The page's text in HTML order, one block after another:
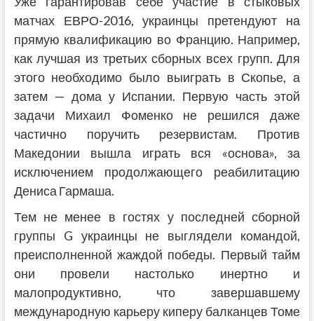
матчах ЕВРО-2016, украинцы претендуют на
прямую квалификацию во Францию. Например,
как лучшая из третьих сборных всех групп. Для
этого необходимо было выиграть в Скопье, а
затем — дома у Испании. Первую часть этой
задачи Михаил Фоменко не решился даже
частично поручить резервистам. Против
Македонии вышла играть вся «основа», за
исключением продолжающего реабилитацию
Дениса Гармаша.
Тем не менее в гостях у последней сборной
группы G украинцы не выглядели командой,
преисполненной жаждой победы. Первый тайм
они провели настолько инертно и
малопродуктивно, что завершавшему
международную карьеру киперу балканцев Томе